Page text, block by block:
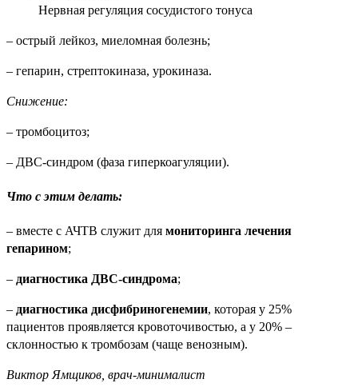
Нервная регуляция сосудистого тонуса
– острый лейкоз, миеломная болезнь;
– гепарин, стрептокиназа, урокиназа.
Снижение:
– тромбоцитоз;
– ДВС-синдром (фаза гиперкоагуляции).
Что с этим делать:
– вместе с АЧТВ служит для мониторинга лечения
гепарином;
– диагностика ДВС-синдрома;
– диагностика дисфибриногенемии, которая у 25%
пациентов проявляется кровоточивостью, а у 20% –
склонностью к тромбозам (чаще венозным).
Виктор Ямщиков, врач-минималист